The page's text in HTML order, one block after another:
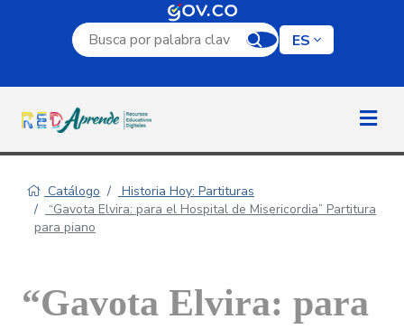
Campo de búsqueda por palabra clave
ES
Catálogo
Historia Hoy: Partituras
“Gavota Elvira: para el Hospital de Misericordia” Partitura
para piano
“Gavota Elvira: para